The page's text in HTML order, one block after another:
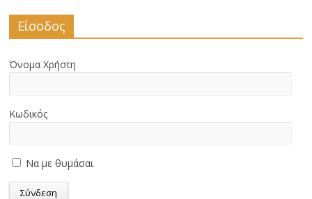
Είσοδος
Όνομα Χρήστη
Κωδικός
Να με θυμάσαι